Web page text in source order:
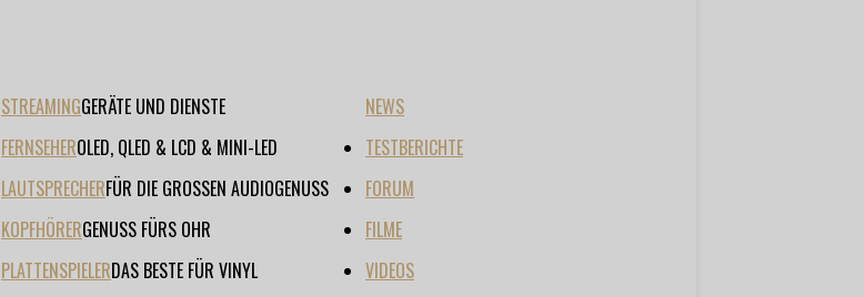
NEWS
STREAMINGGERÄTE UND DIENSTE
FERNSEHEROLED, QLED & LCD & MINI-LED
LAUTSPRECHERFÜR DIE GROSSEN AUDIOGENUSS
KOPFHÖRERGENUSS FÜRS OHR
PLATTENSPIELERDAS BESTE FÜR VINYL
TESTBERICHTE
FORUM
FILME
VIDEOS